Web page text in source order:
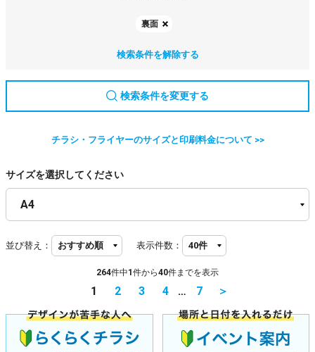
裏面
検索条件を解除する
検索条件を変更する
チラシ・フライヤーのサイズと印刷料金について >>
サイズを選択してください
並び替え： 表示件数：
264件中1 件から40件までを表示
1 2 3 4 … 7 ＞